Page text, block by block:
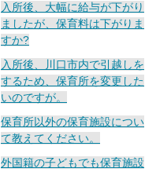
入所後、大幅に給与が下がり
ましたが、保育料は下がりま
すか?
入所後、川口市内で引越しを
するため、保育所を変更した
いのですが。
保育所以外の保育施設につい
て教えてください。
外国籍の子どもでも保育施設